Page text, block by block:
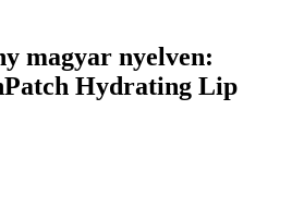
magyar nyelven:
Hydrating Lip